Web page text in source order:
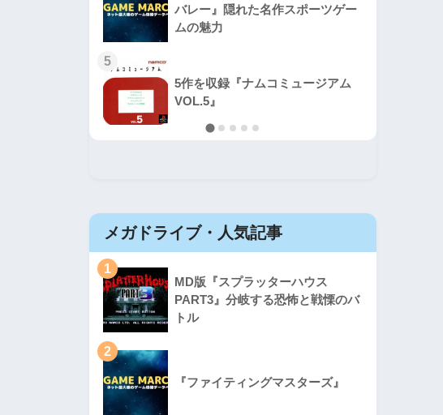
バレー』隠れた名作スポーツゲー
ムの魅力
5
5作を収録『ナムコミュージアム
VOL.5』
メガドライブ・人気記事
1
MD版『スプラッターハウス
PART3』分岐する恐怖と戦慄のバ
トル
2
『ファイティングマスターズ』